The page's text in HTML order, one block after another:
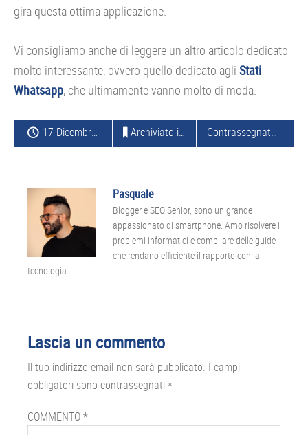
gira questa ottima applicazione.
Vi consigliamo anche di leggere un altro articolo dedicato
molto interessante, ovvero quello dedicato agli Stati
Whatsapp, che ultimamente vanno molto di moda.
17 Dicembre 2012 Archiviato in: APPLICAZIONI, Contrassegnato con:
Pasquale
Blogger e SEO Senior, sono un grande
appassionato di smartphone. Amo risolvere i
problemi informatici e compilare delle guide
che rendano efficiente il rapporto con la
tecnologia.
Interazioni
del
lettore
Lascia un commento
Il tuo indirizzo email non sarà pubblicato. I campi
obbligatori sono contrassegnati *
COMMENTO*